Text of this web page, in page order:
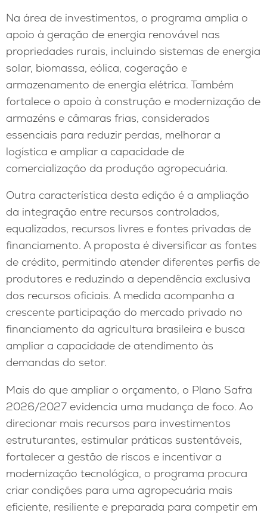
Na área de investimentos, o programa amplia o
apoio à geração de energia renovável nas
propriedades rurais, incluindo sistemas de energia
solar, biomassa, eólica, cogeração e
armazenamento de energia elétrica. Também
fortalece o apoio à construção e modernização de
armazéns e câmaras frias, considerados
essenciais para reduzir perdas, melhorar a
logística e ampliar a capacidade de
comercialização da produção agropecuária.
Outra característica desta edição é a ampliação
da integração entre recursos controlados,
equalizados, recursos livres e fontes privadas de
financiamento. A proposta é diversificar as fontes
de crédito, permitindo atender diferentes perfis de
produtores e reduzindo a dependência exclusiva
dos recursos oficiais. A medida acompanha a
crescente participação do mercado privado no
financiamento da agricultura brasileira e busca
ampliar a capacidade de atendimento às
demandas do setor.
Mais do que ampliar o orçamento, o Plano Safra
2026/2027 evidencia uma mudança de foco. Ao
direcionar mais recursos para investimentos
estruturantes, estimular práticas sustentáveis,
fortalecer a gestão de riscos e incentivar a
modernização tecnológica, o programa procura
criar condições para uma agropecuária mais
eficiente, resiliente e preparada para competir em